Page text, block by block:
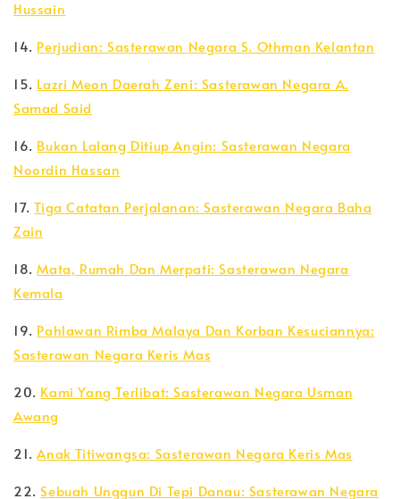
Hussain
14. Perjudian: Sasterawan Negara S. Othman Kelantan
15. Lazri Meon Daerah Zeni: Sasterawan Negara A.
Samad Said
16. Bukan Lalang Ditiup Angin: Sasterawan Negara
Noordin Hassan
17.Tiga Catatan Perjalanan: Sasterawan Negara Baha
Zain
18.Mata, Rumah Dan Merpati: Sasterawan Negara
Kemala
19. Pahlawan Rimba Malaya Dan Korban Kesuciannya:
Sasterawan Negara Keris Mas
20. Kami Yang Terlibat: Sasterawan Negara Usman
Awang
21.Anak Titiwangsa: Sasterawan Negara Keris Mas
22. Sebuah Unggun Di Tepi Danau: Sasterawan Negara